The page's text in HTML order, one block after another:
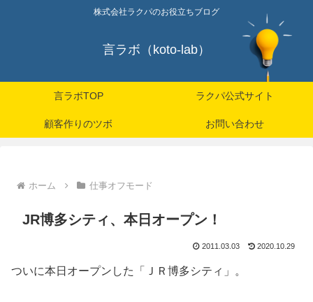
株式会社ラクパのお役立ちブログ
言ラボ（koto-lab）
言ラボTOP ラクパ公式サイト
顧客作りのツボ お問い合わせ
ホーム 仕事オフモード
JR博多シティ、本日オープン！
2011.03.03 2020.10.29
ついに本日オープンした「ＪＲ博多シティ」。